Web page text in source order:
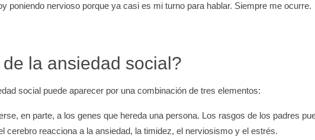
poniendo nervioso porque ya casi es mi turno para hablar. Siempre me ocurre.
la ansiedad social?
social puede aparecer por una combinación de tres elementos:
en parte, a los genes que hereda una persona. Los rasgos de los padres
cerebro reacciona a la ansiedad, la timidez, el nerviosismo y el estrés.